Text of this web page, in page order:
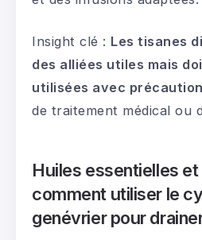
Insight clé : Les tisanes
des alliées utiles mais
utilisées avec précaution
de traitement médical ou
Huiles essentielles
comment utiliser le
genévrier pour